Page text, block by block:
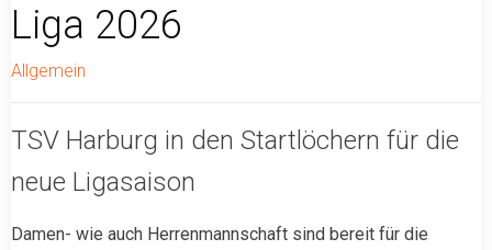
Liga 2026
Allgemein
TSV Harburg in den Startlöchern für die
neue Ligasaison
Damen- wie auch Herrenmannschaft sind bereit für die